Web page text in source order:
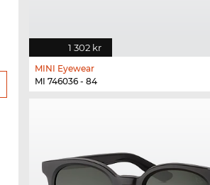
1 302 kr
MINI Eyewear
MI 746036 - 84